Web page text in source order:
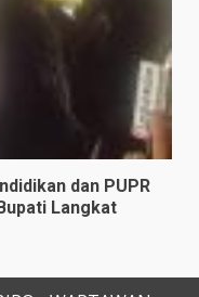
dan PUPR
Langkat